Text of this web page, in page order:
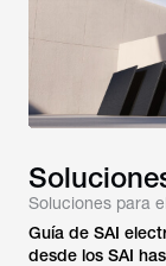
Soluciones para
Guía de SAI
desde los SAI